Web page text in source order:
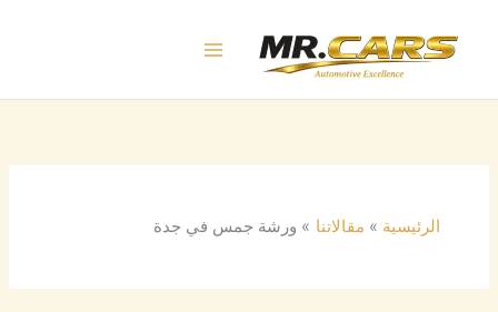
المحتوى
الرئيسية مقالاتنا ورشة جمس في جدة